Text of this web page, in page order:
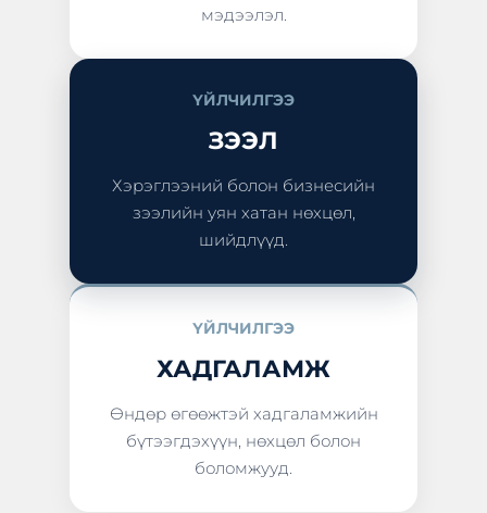
мэдээлэл.
ҮЙЛЧИЛГЭЭ
ЗЭЭЛ
Хэрэглээний болон бизнесийн
зээлийн уян хатан нөхцөл,
шийдлүүд.
ҮЙЛЧИЛГЭЭ
ХАДГАЛАМЖ
Өндөр өгөөжтэй хадгаламжийн
бүтээгдэхүүн, нөхцөл болон
боломжууд.